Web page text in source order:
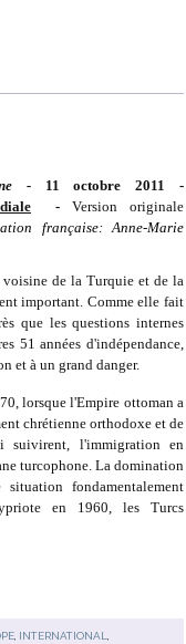
- 11 octobre 2011 -
- Version originale
française: Anne-Marie
de la Turquie et de la
important. Comme elle fait
que les questions internes
51 années d'indépendance,
et à un grand danger.
lorsque l'Empire ottoman a
chrétienne orthodoxe et de
suivirent, l'immigration en
turcophone. La domination
fondamentalement
en 1960, les Turcs
, INTERNATIONAL,